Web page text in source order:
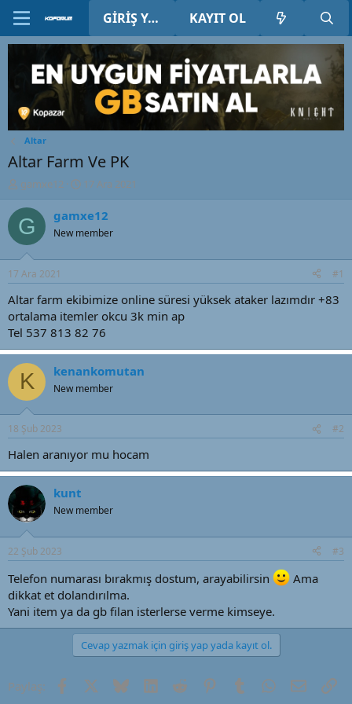
GIRIŞ YAP KAYIT OL
Altar
Altar Farm Ve PK
K
o
n
u
u
B
a
ş
l
a
t
a
n
gamxe12
B
a
ş
a
ı
ç
t
a
r
i
h
17 Ara 2021
G gamxe12
New member
17 Ara 2021 #1
Altar farm ekibimize online süresi yüksek ataker lazımdır +83
ortalama itemler okcu 3k min ap
Tel 537 813 82 76
K kenankomutan
New member
18 Şub 2023 #2
Halen aranıyor mu hocam
kunt
New member
22 Şub 2023 #3
Telefon numarası bırakmış dostum, arayabilirsin
Ama
dikkat et dolandırılma.
Yani item ya da gb filan isterlerse verme kimseye.
Cevap yazmak için giriş yap yada kayıt ol.
Paylaş: FacebookX (Twitter)
BlueskyLinkedInReddit PinterestTumblr WhatsApp
E-posta